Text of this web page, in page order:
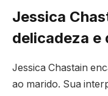
Jessica
delicadeza e
Jessica Chastain
ao marido. Sua